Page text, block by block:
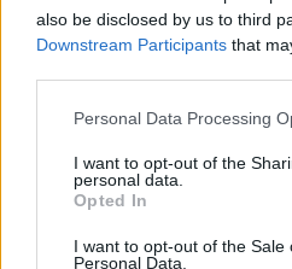
also be disclosed by us to third
Downstream Participants that
Please note that this website/
not limited to your visit or usage
grant or deny consent to Google
use your data for below
consent section.
Personal Data Processing
I want to opt-out of the
personal data.
Opted In
I want to opt-out of the Sale
Personal Data.